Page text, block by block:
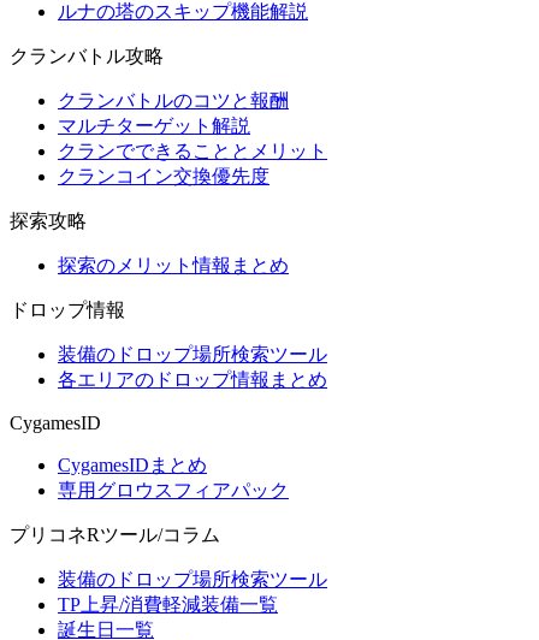
ルナの塔のスキップ機能解説
クランバトル攻略
クランバトルのコツと報酬
マルチターゲット解説
クランでできることとメリット
クランコイン交換優先度
探索攻略
探索のメリット情報まとめ
ドロップ情報
装備のドロップ場所検索ツール
各エリアのドロップ情報まとめ
CygamesID
CygamesIDまとめ
専用グロウスフィアパック
プリコネRツール/コラム
装備のドロップ場所検索ツール
TP上昇/消費軽減装備一覧
誕生日一覧